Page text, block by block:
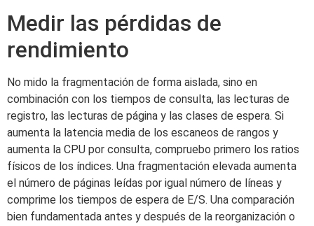
Medir las pérdidas de
rendimiento
No mido la fragmentación de forma aislada, sino en
combinación con los tiempos de consulta, las lecturas de
registro, las lecturas de página y las clases de espera. Si
aumenta la latencia media de los escaneos de rangos y
aumenta la CPU por consulta, compruebo primero los ratios
físicos de los índices. Una fragmentación elevada aumenta
el número de páginas leídas por igual número de líneas y
comprime los tiempos de espera de E/S. Una comparación
bien fundamentada antes y después de la reorganización o